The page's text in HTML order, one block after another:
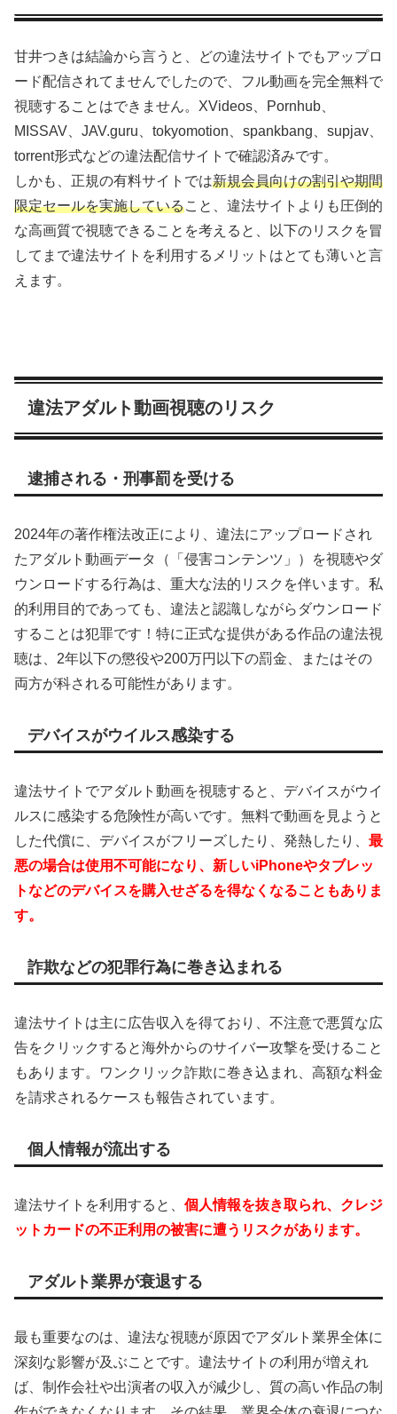
甘井つきは結論から言うと、どの違法サイトでもアップロ
ード配信されてませんでしたので、フル動画を完全無料で
視聴することはできません。XVideos、Pornhub、
MISSAV、JAV.guru、tokyomotion、spankbang、supjav、
torrent形式などの違法配信サイトで確認済みです。
しかも、正規の有料サイトでは新規会員向けの割引や期間
限定セールを実施していること、違法サイトよりも圧倒的
な高画質で視聴できることを考えると、以下のリスクを冒
してまで違法サイトを利用するメリットはとても薄いと言
えます。
違法アダルト動画視聴のリスク
逮捕される・刑事罰を受ける
2024年の著作権法改正により、違法にアップロードされ
たアダルト動画データ（「侵害コンテンツ」）を視聴やダ
ウンロードする行為は、重大な法的リスクを伴います。私
的利用目的であっても、違法と認識しながらダウンロード
することは犯罪です！特に正式な提供がある作品の違法視
聴は、2年以下の懲役や200万円以下の罰金、またはその
両方が科される可能性があります。
デバイスがウイルス感染する
違法サイトでアダルト動画を視聴すると、デバイスがウイ
ルスに感染する危険性が高いです。無料で動画を見ようと
した代償に、デバイスがフリーズしたり、発熱したり、 最
悪の場合は使用不可能になり、新しいiPhoneやタブレッ
トなどのデバイスを購入せざるを得なくなることもありま
す。
詐欺などの犯罪行為に巻き込まれる
違法サイトは主に広告収入を得ており、不注意で悪質な広
告をクリックすると海外からのサイバー攻撃を受けること
もあります。ワンクリック詐欺に巻き込まれ、高額な料金
を請求されるケースも報告されています。
個人情報が流出する
違法サイトを利用すると、 個人情報を抜き取られ、クレジ
ットカードの不正利用の被害に遭うリスクがあります。
アダルト業界が衰退する
最も重要なのは、違法な視聴が原因でアダルト業界全体に
深刻な影響が及ぶことです。違法サイトの利用が増えれ
ば、制作会社や出演者の収入が減少し、質の高い作品の制